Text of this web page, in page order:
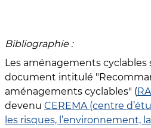
Bibliographie :
Les aménagements
document intitulé
aménagements cyclables" (
devenu CEREMA (centre
les risques, l’environnement,